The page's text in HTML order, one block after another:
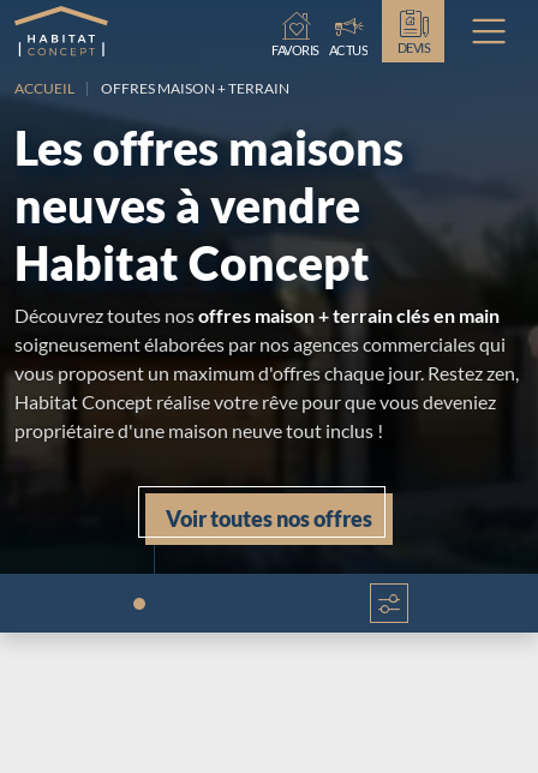
Chargement...
FAVORIS ACTUS DEVIS
ACCUEIL OFFRES MAISON + TERRAIN
Les offres maisons
neuves à vendre
Habitat Concept
Découvrez toutes nosoffres maison + terrain clés en main
soigneusement élaborées par nos agences commerciales qui
vous proposent un maximum d'offres chaque jour. Restez zen,
Habitat Concept réalise votre rêve pour que vous deveniez
propriétaire d'une maison neuve tout inclus !
Voir toutes nos offres
Chargement...